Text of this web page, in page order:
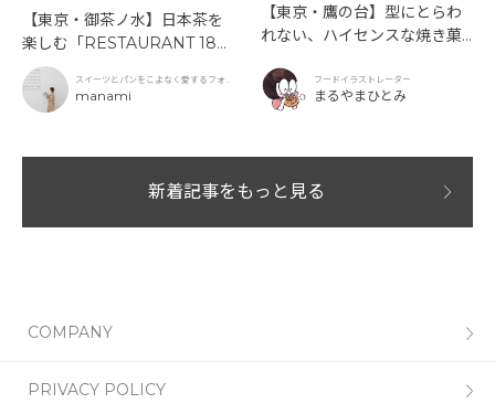
【東京・御茶ノ水】日本茶を
楽しむ「RESTAURANT 189
9 OCHANOMIZU」の抹茶ア
フタヌーンティーと新作クリ
ームソーダ
スイーツとパンをこよなく愛するフォト
グラファー
manami
【東京・鷹の台】型にとらわ
れない、ハイセンスな焼き菓
フードイラストレーター
まるやまひとみ
新着記事をもっと見る
COMPANY
PRIVACY POLICY